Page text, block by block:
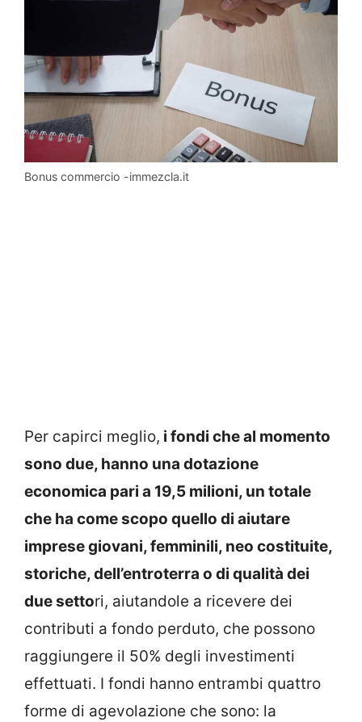
Bonus commercio -immezcla.it
Per capirci meglio, i fondi che al momento
sono due, hanno una dotazione
economica pari a 19,5 milioni, un totale
che ha come scopo quello di aiutare
imprese giovani, femminili, neo costituite,
storiche, dell’entroterra o di qualità dei
due settori, aiutandole a ricevere dei
contributi a fondo perduto, che possono
raggiungere il 50% degli investimenti
effettuati. I fondi hanno entrambi quattro
forme di agevolazione che sono: la